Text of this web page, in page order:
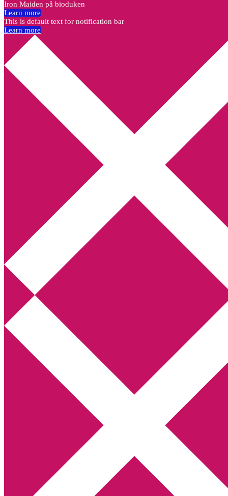
Annikas litteratur- och kulturblogg
Deckare, kriminalromaner, thrillers
Hem
Boktolva
Författarfemman
Kontakt
Webbshop Amazon
Utskriftscentralen
Min tv-blogg
You are here:Home Bokbloggsjerka
Bokbloggsjerka – 23 – 26
Iron Maiden på bioduken
Learn more
This is default text for notification bar
Learn more